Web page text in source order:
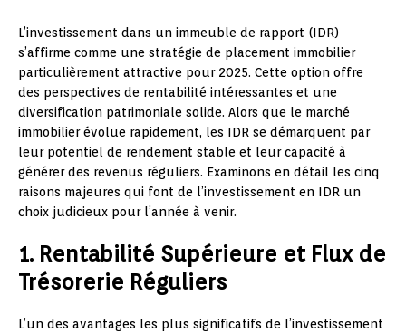
L’investissement dans un immeuble de rapport (IDR)
s’affirme comme une stratégie de placement immobilier
particulièrement attractive pour 2025. Cette option offre
des perspectives de rentabilité intéressantes et une
diversification patrimoniale solide. Alors que le marché
immobilier évolue rapidement, les IDR se démarquent par
leur potentiel de rendement stable et leur capacité à
générer des revenus réguliers. Examinons en détail les cinq
raisons majeures qui font de l’investissement en IDR un
choix judicieux pour l’année à venir.
1. Rentabilité Supérieure et Flux de
Trésorerie Réguliers
L’un des avantages les plus significatifs de l’investissement